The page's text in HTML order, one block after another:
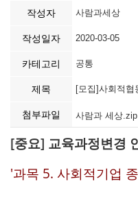
작성자 사람과세상
작성일자 2020-03-05
카테고리 공통
제목 [모집]사회적
첨부파일 사람과 세상.zip
[중요] 교육과정변경
'과목 5. 사회적기업